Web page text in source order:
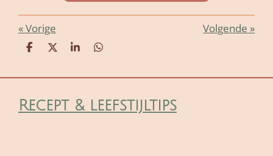
«Vorige Volgende »
D
e
D
l
S
r
D
e
Recept & leefstijltips